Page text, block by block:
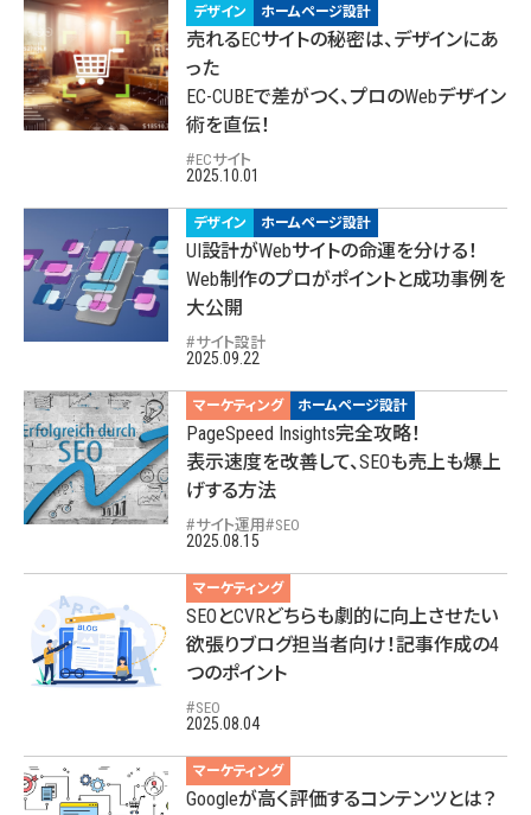
デザイン ホームページ設計
売れるECサイトの秘密は、デザインにあ
った
EC-CUBEで差がつく、プロのWebデザイン
術を直伝！
ECサイト
2025.10.01
デザイン ホームページ設計
UI設計がWebサイトの命運を分ける！
Web制作のプロがポイントと成功事例を
大公開
サイト設計
2025.09.22
マーケティング ホームページ設計
PageSpeed Insights完全攻略！
表示速度を改善して、SEOも売上も爆上
げする方法
サイト運用 SEO
2025.08.15
マーケティング
SEOとCVRどちらも劇的に向上させたい
欲張りブログ担当者向け！記事作成の4
つのポイント
SEO
2025.08.04
マーケティング
Googleが高く評価するコンテンツとは？